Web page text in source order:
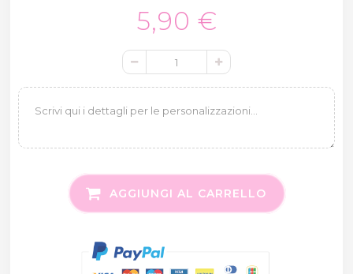
5,90 €
AGGIUNGI AL CARRELLO